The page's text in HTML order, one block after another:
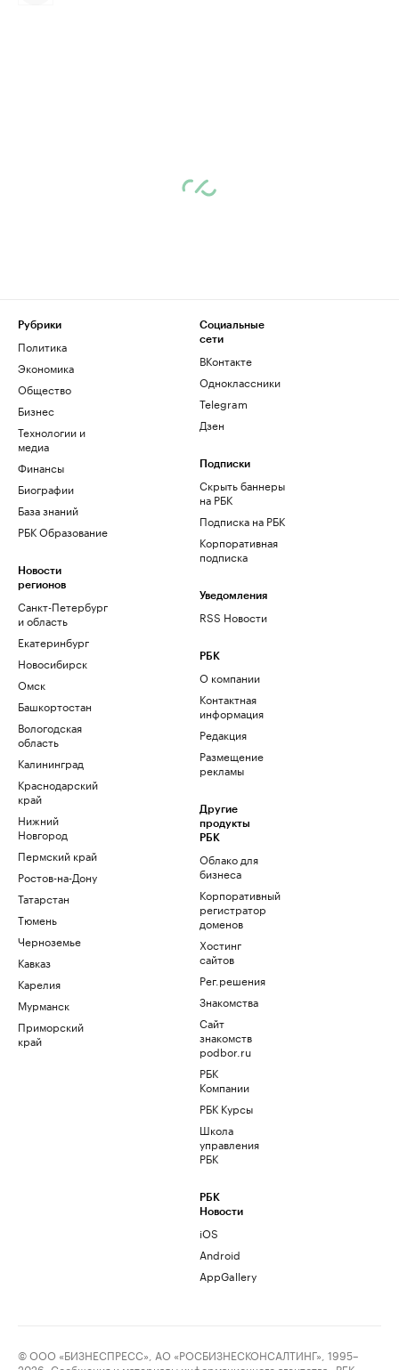
Рубрики
Политика
Экономика
Общество
Бизнес
Технологии и
медиа
Финансы
Биографии
База знаний
РБК Образование
Новости
регионов
Санкт-Петербург
и область
Екатеринбург
Новосибирск
Омск
Башкортостан
Вологодская
область
Калининград
Краснодарский
край
Нижний
Новгород
Пермский край
Ростов-на-Дону
Татарстан
Тюмень
Черноземье
Кавказ
Карелия
Мурманск
Приморский
край
Социальные
сети
ВКонтакте
Одноклассники
Telegram
Дзен
Подписки
Скрыть баннеры
на РБК
Подписка на РБК
Корпоративная
подписка
Уведомления
RSS Новости
РБК
О компании
Контактная
информация
Редакция
Размещение
рекламы
Другие
продукты
РБК
Облако для
бизнеса
Корпоративный
регистратор
доменов
Хостинг
сайтов
Рег.решения
Знакомства
Сайт
знакомств
podbor.ru
РБК
Компании
РБК Курсы
Школа
управления
РБК
РБК
Новости
iOS
Android
AppGallery
© ООО «БИЗНЕСПРЕСС», АО «РОСБИЗНЕСКОНСАЛТИНГ», 1995–